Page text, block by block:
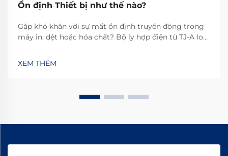
Ổn định Thiết bị như thế nào?
Gặp khó khăn với sự mất ổn định truyền động trong
máy in, dệt hoặc hóa chất? Bộ ly hợp điện từ TJ-A loại
bảo an toàn không chứa amiăng. Khám phá cách các
nhà sản xuất hàng đầu thế giới đạt độ tin cậy 99,8%—
XEM THÊM